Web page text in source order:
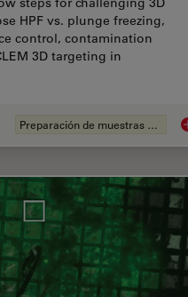
HPF vs. plunge freezing,
control, contamination
3D targeting in
Preparación de muestras EM